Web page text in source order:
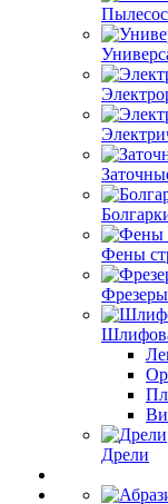
Фены
Фрезеры
Дрели